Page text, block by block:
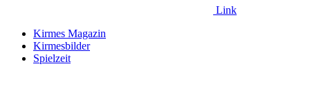
Link
Kirmes Magazin
Kirmesbilder
Spielzeit